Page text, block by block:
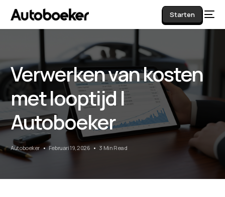
Starten
Verwerken van kosten
met looptijd |
Autoboeker
Autoboeker Februari 19, 2026 3 Min Read
AI